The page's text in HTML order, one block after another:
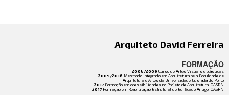
Arquiteto David Ferreira
FORMAÇÃO
2006/2009 Curso de Artes Visuais e plásticas
2009/2016 Mestrado Integrado em Arquitetura pela Faculdade de
Arquitetura e Artes da Universidade Lusíada do Porto
2017 Formação em acessibilidades no Projeto de Arquitetura, OASRN
2017 Formação em Reabilitação Estrutural de Edificado Antigo, OASRN